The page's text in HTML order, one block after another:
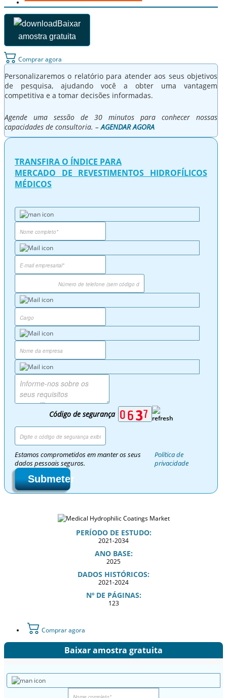
Baixar
amostra gratuita
Comprar agora
Personalizaremos o relatório para atender aos seus objetivos
de pesquisa, ajudando você a obter uma vantagem
competitiva e a tomar decisões informadas.
Agende uma sessão de 30 minutos para conhecer nossas
capacidades de consultoria. –AGENDAR AGORA
TRANSFIRA O ÍNDICE PARA
MERCADO DE REVESTIMENTOS HIDROFÍLICOS
MÉDICOS
Código de segurança
Estamos comprometidos em manter os seus
dados pessoais seguros.
Política de
privacidade
Submeter
PERÍODO DE ESTUDO:
2021-2034
ANO BASE:
2025
DADOS HISTÓRICOS:
2021-2024
Nº DE PÁGINAS:
123
Comprar agora
Baixar amostra gratuita